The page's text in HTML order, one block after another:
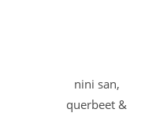
nini san,
querbeet &